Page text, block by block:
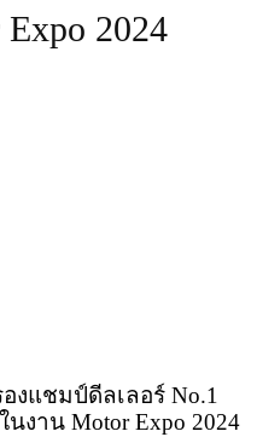
2024
งแชมป์ดีลเลอร์ No.1
งาน Motor Expo 2024